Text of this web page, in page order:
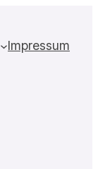
Impressum